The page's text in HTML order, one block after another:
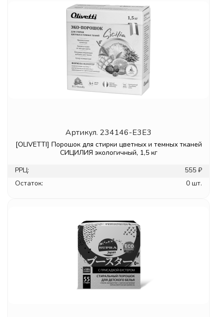
Артикул. 234146-E3E3
[OLIVETTI] Порошок для стирки цветных и темных тканей
СИЦИЛИЯ экологичный, 1,5 кг
РРЦ:
555 ₽
Остаток:
0 шт.